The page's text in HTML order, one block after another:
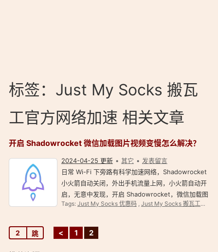
标签：Just My Socks 搬瓦
工官方网络加速 相关文章
开启 Shadowrocket 微信加载图片视频变慢怎么解决？
2024-04-25 更新 其它
发表留言
日常 Wi-Fi 下旁路有科学加速网络，Shadowrocket
小火箭自动关闭，外出手机流量上网，小火箭自动开
启，无意中发现，开启 Shadowrocket，微信加载图
片、视频变慢，特别是公众号，有时候图片压根加载
频…
Tags: Just My Socks 优惠码, Just My Socks 搬瓦工官方网络加速
< 1 2